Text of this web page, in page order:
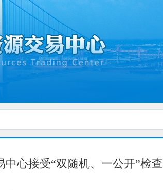
心接受“双随机、一公开”检查